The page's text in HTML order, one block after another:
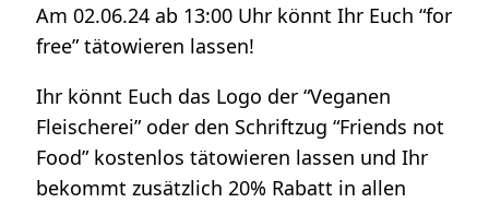
Am 02.06.24 ab 13:00 Uhr könnt Ihr Euch “for
free” tätowieren lassen!
Ihr könnt Euch das Logo der “Veganen
Fleischerei” oder den Schriftzug “Friends not
Food” kostenlos tätowieren lassen und Ihr
bekommt zusätzlich 20% Rabatt in allen